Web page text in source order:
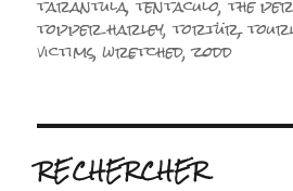
topper harley,tortür,
victims,wretched,zodd
RECHERCHER